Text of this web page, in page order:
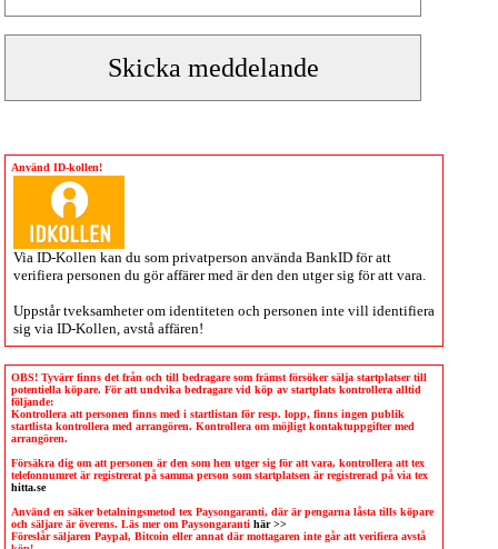
Använd ID-kollen!
Via ID-Kollen kan du som privatperson använda BankID för att
verifiera personen du gör affärer med är den den utger sig för att vara.
Uppstår tveksamheter om identiteten och personen inte vill identifiera
sig via ID-Kollen , avstå affären!
OBS! Tyvärr finns det från och till bedragare som främst försöker sälja startplatser till
potentiella köpare. För att undvika bedragare vid köp av startplats kontrollera alltid
följande:
Kontrollera att personen finns med i startlistan för resp. lopp, finns ingen publik
startlista kontrollera med arrangören. Kontrollera om möjligt kontaktuppgifter med
arrangören.
Försäkra dig om att personen är den som hen utger sig för att vara, kontrollera att tex
telefonnumret är registrerat på samma person som startplatsen är registrerad på via tex
hitta.se
Använd en säker betalningsmetod tex Paysongaranti, där är pengarna låsta tills köpare
och säljare är överens. Läs mer om Paysongaranti här >>
Föreslår säljaren Paypal, Bitcoin eller annat där mottagaren inte går att verifiera avstå